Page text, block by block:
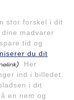
stor forskel i dit
madvarer
tid og
du dit
Her
ind i billedet.
i dit
en nem og